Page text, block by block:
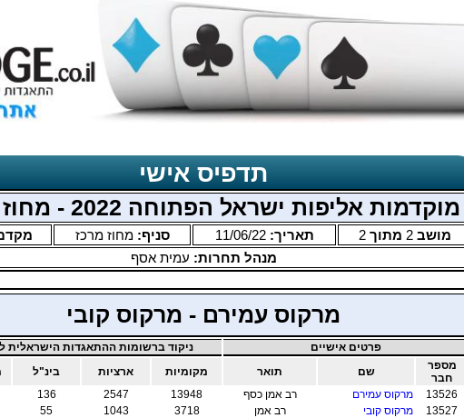
תדפיס אישי
מוקדמות אליפות ישראל הפתוחה 2022 - מחוז מרכז
מושב 2 מתוך 2 תאריך:11/06/22 סניף:מחוז מרכז
מנהל תחרות: עמית אסף
מרקוס עמירם - מרקוס קובי
פרטים אישיים
ניקוד ברשומות ההתאגדות הישראלית
מספר
חבר
שם תואר מקומיות ארציות בינ"ל
13526
מרקוס עמירם רב אמן כסף 13948
2547
136
13527
מרקוס קובי רב אמן 3718
1043
55